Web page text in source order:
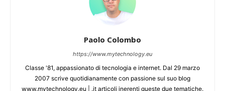
Paolo Colombo
https://www.mytechnology.eu
Classe '81, appassionato di tecnologia e internet. Dal 29 marzo
2007 scrive quotidianamente con passione sul suo blog
www.mytechnology.eu | .it articoli inerenti queste due tematiche.